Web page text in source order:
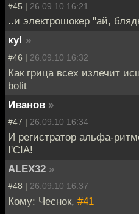
#45 | 26.09.10 16:21
..и электрошокер "ай,
ку! »
#46 | 26.09.10 16:32
Как грица всех излечит
bolit
Иванов »
#47 | 26.09.10 16:34
И регистратор альфа-
I'CIA!
ALEX32 »
#48 | 26.09.10 16:37
Кому: Чеснок, #41